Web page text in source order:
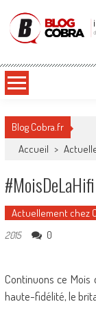
Blog Cobra
Blog Cobra.fr
Accueil >
Actuellement chez
2015
0
Continuons ce
haute-fidélité, le